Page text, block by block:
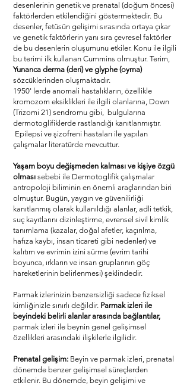
desenlerinin genetik ve prenatal (doğum öncesi)
faktörlerden etkilendiğini göstermektedir. Bu
desenler, fetüsün gelişimi sırasında ortaya çıkar
ve genetik faktörlerin yanı sıra çevresel faktörler
de bu desenlerin oluşumunu etkiler. Konu ile ilgili
bu terimi ilk kullanan Cummins olmuştur. Terim,
Yunanca derma (deri) ve glyphe (oyma)
sözcüklerinden oluşmaktadır.
1950' lerde anomali hastalıkların, özellikle
kromozom eksiklikleri ile ilgili olanlarına, Down
(Trizomi 21) sendromu gibi, bulgularına
dermotoglifiklerde rastlandığı kanıtlanmıştır.
Epilepsi ve şizofreni hastaları ile yapılan
çalışmalar literatürde mevcuttur.
Yaşam boyu değişmeden kalması ve kişiye özgü
olması sebebi ile Dermotoglifik çalışmalar
antropoloji biliminin en önemli araçlarından biri
olmuştur. Bugün, yaygın ve güvenilirliği
kanıtlanmış olarak kullanıldığı alanlar, adli tetkik,
suç kayıtlarını dizinleştirme, evrensel sivil kimlik
tanımlama (kazalar, doğal afetler, kaçırılma,
hafıza kaybı, insan ticareti gibi nedenler) ve
kalıtım ve evrimin izini sürme (evrim tarihi
boyunca, ırkların ve insan gruplarının göç
hareketlerinin belirlenmesi) şeklindedir.
Parmak izlerinizin benzersizliği sadece fiziksel
kimliğinizle sınırlı değildir. Parmak izleri ile
beyindeki belirli alanlar arasında bağlantılar,
parmak izleri ile beynin genel gelişimsel
özellikleri arasındaki ilişkilerle ilgilidir.
Prenatal gelişim: Beyin ve parmak izleri, prenatal
dönemde benzer gelişimsel süreçlerden
etkilenir. Bu dönemde, beyin gelişimi ve